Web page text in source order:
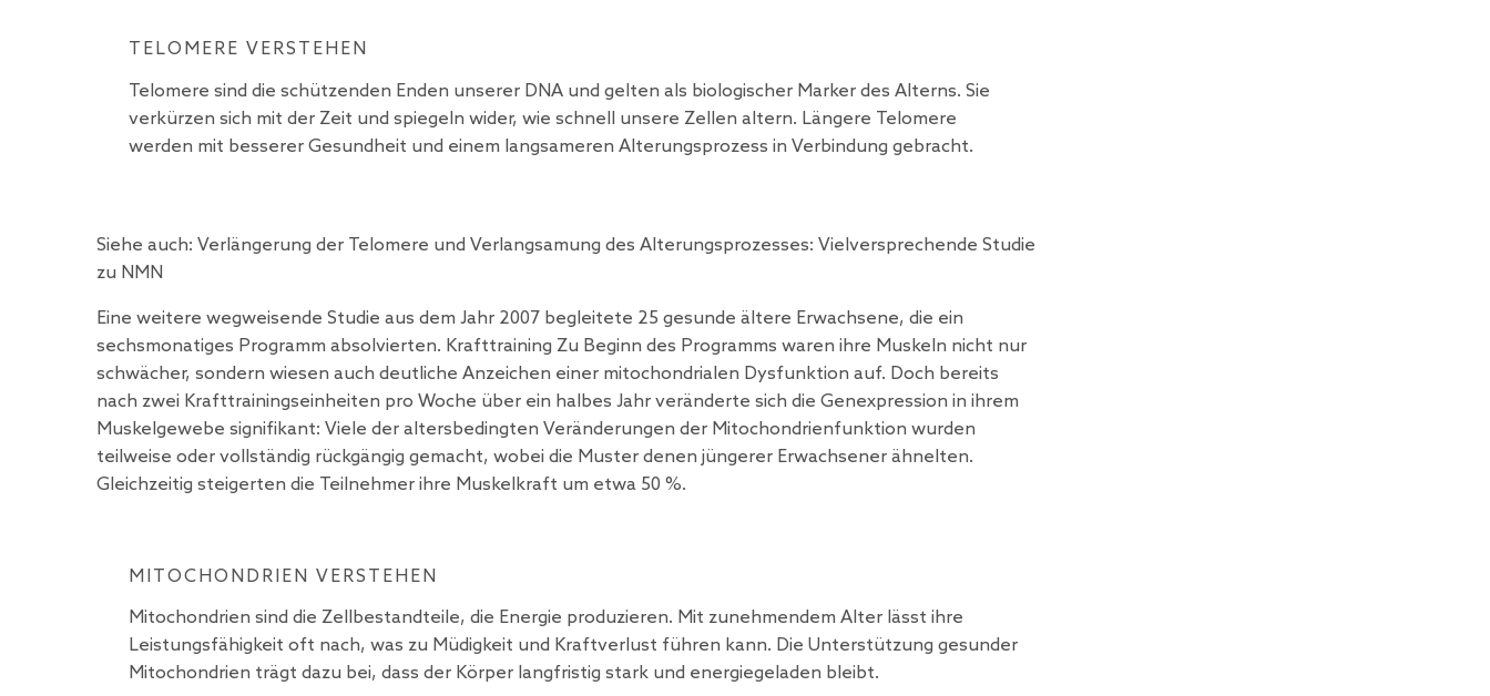
TELOMERE VERSTEHEN
Telomere sind die schützenden Enden unserer DNA und gelten als biologischer Marker des Alterns. Sie
verkürzen sich mit der Zeit und spiegeln wider, wie schnell unsere Zellen altern. Längere Telomere
werden mit besserer Gesundheit und einem langsameren Alterungsprozess in Verbindung gebracht.
Siehe auch: Verlängerung der Telomere und Verlangsamung des Alterungsprozesses: Vielversprechende Studie
zu NMN
Eine weitere wegweisende Studie aus dem Jahr 2007 begleitete 25 gesunde ältere Erwachsene, die ein
sechsmonatiges Programm absolvierten. Krafttraining Zu Beginn des Programms waren ihre Muskeln nicht nur
schwächer, sondern wiesen auch deutliche Anzeichen einer mitochondrialen Dysfunktion auf. Doch bereits
nach zwei Krafttrainingseinheiten pro Woche über ein halbes Jahr veränderte sich die Genexpression in ihrem
Muskelgewebe signifikant: Viele der altersbedingten Veränderungen der Mitochondrienfunktion wurden
teilweise oder vollständig rückgängig gemacht, wobei die Muster denen jüngerer Erwachsener ähnelten.
Gleichzeitig steigerten die Teilnehmer ihre Muskelkraft um etwa 50 %.
MITOCHONDRIEN VERSTEHEN
Mitochondrien sind die Zellbestandteile, die Energie produzieren. Mit zunehmendem Alter lässt ihre
Leistungsfähigkeit oft nach, was zu Müdigkeit und Kraftverlust führen kann. Die Unterstützung gesunder
Mitochondrien trägt dazu bei, dass der Körper langfristig stark und energiegeladen bleibt.